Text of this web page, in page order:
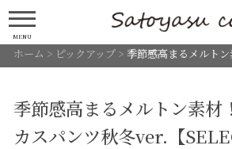
MENU
ホーム > ピックアップ> 季節感高まるメルト
季節感高まるメルトン素材
カスパンツ秋冬ver.【